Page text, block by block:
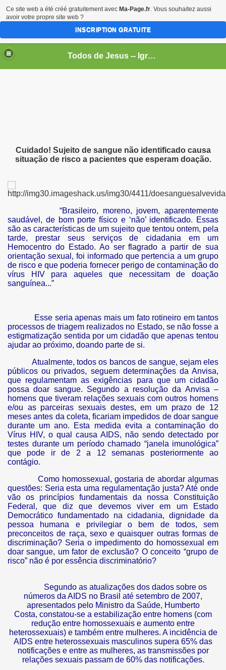
Todos de Jesus -- Igreja Progressista de Cristo - - - - - - - - - - - - - - - -
Cuidado! Sujeito de sangue não identificado causa
situação de risco a pacientes que esperam doação.
“Brasileiro, moreno, jovem, aparentemente
saudável, de bom porte físico e ‘não’ identificado. Essas
são as características de um sujeito que tentou ontem, pela
tarde, prestar seus serviços de cidadania em um
Hemocentro do Estado. Ao ser flagrado a partir de sua
orientação sexual, foi informado que pertencia a um grupo
de risco e que poderia fornecer perigo de contaminação do
vírus HIV para aqueles que necessitam de doação
sanguínea...”
Esse seria apenas mais um fato rotineiro em tantos
processos de triagem realizados no Estado, se não fosse a
estigmatização sentida por um cidadão que apenas tentou
ajudar ao próximo, doando parte de si.
Atualmente, todos os bancos de sangue, sejam eles
públicos ou privados, seguem determinações da Anvisa,
que regulamentam as exigências para que um cidadão
possa doar sangue. Segundo a resolução da Anvisa –
homens que tiveram relações sexuais com outros homens
e/ou as parceiras sexuais destes, em um prazo de 12
meses antes da coleta, ficariam impedidos de doar sangue
durante um ano. Esta medida evita a contaminação do
Vírus HIV, o qual causa AIDS, não sendo detectado por
testes durante um período chamado “janela imunológica”
que pode ir de 2 a 12 semanas posteriormente ao
contágio.
Como homossexual, gostaria de abordar algumas
questões: Seria esta uma regulamentação justa? Até onde
vão os princípios fundamentais da nossa Constituição
Federal, que diz que devemos viver em um Estado
Democrático fundamentado na cidadania, dignidade da
pessoa humana e privilegiar o bem de todos, sem
preconceitos de raça, sexo e quaisquer outras formas de
discriminação? Seria o impedimento do homossexual em
doar sangue, um fator de exclusão? O conceito “grupo de
risco” não é por essência discriminatório?
Segundo as atualizações dos dados sobre os
números da AIDS no Brasil até setembro de 2007,
apresentados pelo Ministro da Saúde, Humberto
Costa, constatou-se a estabilização entre homens (com
redução entre homossexuais e aumento entre
heterossexuais) e também entre mulheres. A incidência de
AIDS entre heterossexuais masculinos supera 65% das
notificações e entre as mulheres, as transmissões por
relações sexuais passam de 60% das notificações.
Ce site web a été créé gratuitement avec Ma-Page.fr. Vous souhaitez aussi
avoir votre propre site web ?
INSCRIPTION GRATUITE